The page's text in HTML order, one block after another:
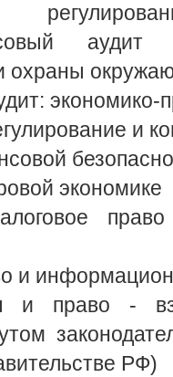
охраны
экономико-
и
экономике
и
право -
РФ)